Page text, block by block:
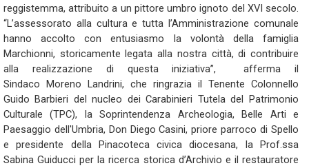
reggistemma, attribuito a un pittore umbro ignoto del XVI secolo.
“L’assessorato alla cultura e tutta l’Amministrazione comunale
hanno accolto con entusiasmo la volontà della famiglia
Marchionni, storicamente legata alla nostra città, di contribuire
alla realizzazione di questa iniziativa”, afferma il
Sindaco Moreno Landrini, che ringrazia il Tenente Colonnello
Guido Barbieri del nucleo dei Carabinieri Tutela del Patrimonio
Culturale (TPC), la Soprintendenza Archeologia, Belle Arti e
Paesaggio dell'Umbria, Don Diego Casini, priore parroco di Spello
e presidente della Pinacoteca civica diocesana, la Prof.ssa
Sabina Guiducci per la ricerca storica d’Archivio e il restauratore